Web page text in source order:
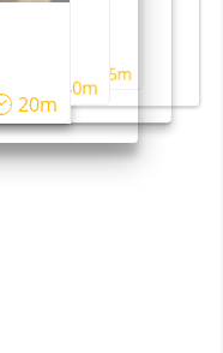
20m
40m
55m